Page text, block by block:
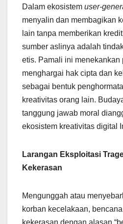
Dalam ekosistem user-
menyalin dan membagikan
lain tanpa memberikan
sumber aslinya adalah
etis. Pamali ini menekankan
menghargai hak cipta dan
sebagai bentuk
kreativitas orang lain.
tanggung jawab moral
ekosistem kreativitas digital
Larangan Eksploitasi
Kekerasan
Mengunggah atau
korban kecelakaan,
kekerasan dengan alasan